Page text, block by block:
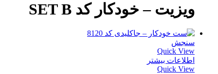
ویزیت – خودکار کد SET B
سنجش
Quick View
اطلاعات بیشتر
Quick View